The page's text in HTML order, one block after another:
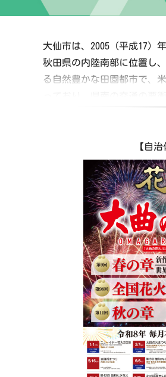
大仙市は、2005（平成17）
秋田県の内陸南部に位置し
る自然豊かな田園都市で、
【自